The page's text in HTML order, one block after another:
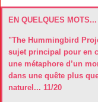
EN QUELQUES MOTS...
"The Hummingbird
sujet principal pour en
une métaphore d’un
dans une quête plus
naturel... 11/20